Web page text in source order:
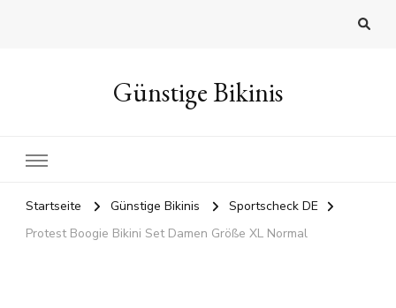
Günstige Bikinis
Startseite Günstige Bikinis
Sportscheck DE
Protest Boogie Bikini Set Damen Größe XL Normal